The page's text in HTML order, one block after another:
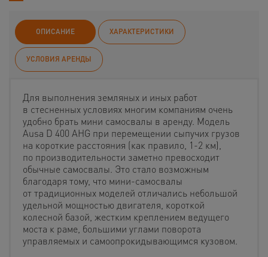
ОПИСАНИЕ ХАРАКТЕРИСТИКИ
УСЛОВИЯ АРЕНДЫ
Для выполнения земляных и иных работ
в стесненных условиях многим компаниям очень
удобно брать мини самосвалы в аренду. Модель
Ausa D 400 AHG при перемещении сыпучих грузов
на короткие расстояния (как правило, 1-2 км),
по производительности заметно превосходит
обычные самосвалы. Это стало возможным
благодаря тому, что мини-самосвалы
от традиционных моделей отличались небольшой
удельной мощностью двигателя, короткой
колесной базой, жестким креплением ведущего
моста к раме, большими углами поворота
управляемых и самоопрокидывающимся кузовом.